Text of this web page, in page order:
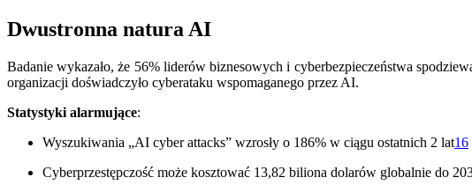
Dwustronna natura AI
Badanie wykazało, że 56% liderów biznesowych i cyberbezpieczeństwa
organizacji doświadczyło cyberataku wspomaganego przez AI.
Statystyki alarmujące:
Wyszukiwania „AI cyber attacks” wzrosły o 186% w ciągu ostatnich 2 lat16
Cyberprzestępczość może kosztować 13,82 biliona dolarów globalnie do